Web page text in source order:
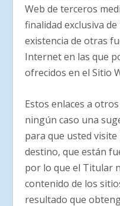
Web de terceros
finalidad exclusiva
existencia de otras
Internet en las que
ofrecidos en el Sitio
Estos enlaces a
ningún caso una
para que usted
destino, que están
por lo que el Titular
contenido de los
resultado que